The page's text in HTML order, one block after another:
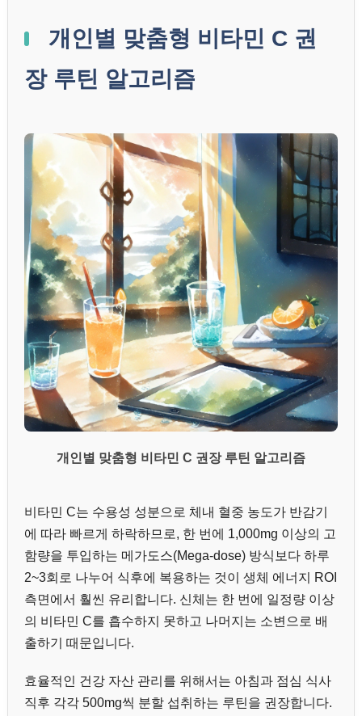
개인별 맞춤형 비타민 C 권
장 루틴 알고리즘
개인별 맞춤형 비타민 C 권장 루틴 알고리즘
비타민 C는 수용성 성분으로 체내 혈중 농도가 반감기
에 따라 빠르게 하락하므로, 한 번에 1,000mg 이상의 고
함량을 투입하는 메가도스(Mega-dose) 방식보다 하루
2~3회로 나누어 식후에 복용하는 것이 생체 에너지 ROI
측면에서 훨씬 유리합니다. 신체는 한 번에 일정량 이상
의 비타민 C를 흡수하지 못하고 나머지는 소변으로 배
출하기 때문입니다.
효율적인 건강 자산 관리를 위해서는 아침과 점심 식사
직후 각각 500mg씩 분할 섭취하는 루틴을 권장합니다.